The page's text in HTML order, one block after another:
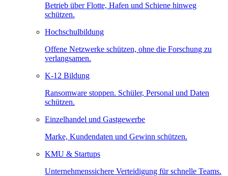
Betrieb über Flotte, Hafen und Schiene hinweg
schützen.
Hochschulbildung
Offene Netzwerke schützen, ohne die Forschung zu
verlangsamen.
K-12 Bildung
Ransomware stoppen. Schüler, Personal und Daten
schützen.
Einzelhandel und Gastgewerbe
Marke, Kundendaten und Gewinn schützen.
KMU & Startups
Unternehmenssichere Verteidigung für schnelle Teams.